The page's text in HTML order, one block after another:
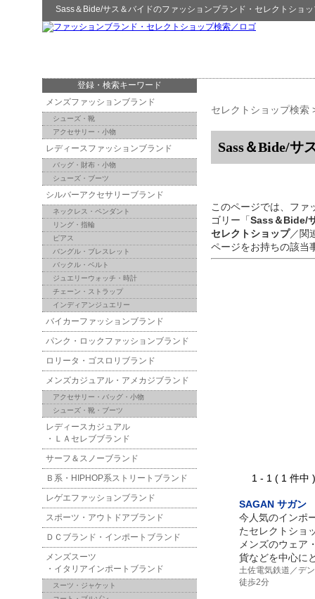
Sass＆Bide/サス＆バイドのファッションブランド・セレクトショ
セレクトショップ検索
Sass＆Bide/サ
このページでは、ファ
ゴリー「Sass＆Bide/
セレクトショップ／関
ページをお持ちの該当
1 - 1 ( 1 件
SAGAN サガ
今人気のインポ
たセレクトショ
メンズのウェア
貨などを中心に
土佐電気鉄道／デ
徒歩2分
登録・検索キーワード
メンズファッションブランド
シューズ・靴
アクセサリー・小物
レディースファッションブランド
バッグ・財布・小物
シューズ・ブーツ
シルバーアクセサリーブランド
ネックレス・ペンダント
リング・指輪
ピアス
バングル・ブレスレット
バックル・ベルト
ジュエリーウォッチ・時計
チェーン・ストラップ
インディアンジュエリー
バイカーファッションブランド
パンク・ロックファッションブランド
ロリータ・ゴスロリブランド
メンズカジュアル・アメカジブランド
アクセサリー・バッグ・小物
シューズ・靴・ブーツ
レディースカジュアル
・ＬＡセレブブランド
サーフ＆スノーブランド
Ｂ系・HIPHOP系ストリートブランド
レゲエファッションブランド
スポーツ・アウトドアブランド
ＤＣブランド・インポートブランド
メンズスーツ
・イタリアインポートブランド
スーツ・ジャケット